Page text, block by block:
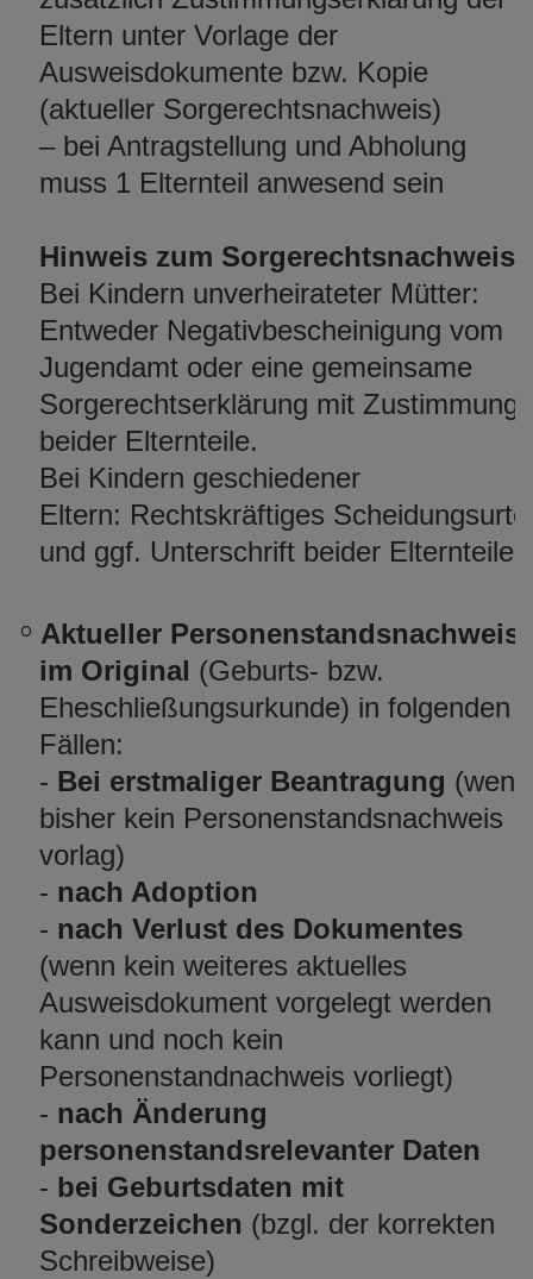
Eltern unter Vorlage der
Ausweisdokumente bzw. Kopie
(aktueller Sorgerechtsnachweis)
– bei Antragstellung und Abholung
muss 1 Elternteil anwesend sein
Hinweis zum Sorgerechtsnachweis:
Bei Kindern unverheirateter Mütter:
Entweder Negativbescheinigung vom
Jugendamt oder eine gemeinsame
Sorgerechtserklärung mit Zustimmung
beider Elternteile.
Bei Kindern geschiedener
Eltern: Rechtskräftiges
und ggf. Unterschrift beider Elternteile.
Aktueller Personenstandsnachweis
im Original (Geburts- bzw.
Eheschließungsurkunde) in folgenden
Fällen:
- Bei erstmaliger Beantragung (wenn
bisher kein Personenstandsnachweis
vorlag)
- nach Adoption
- nach Verlust des Dokumentes
(wenn kein weiteres aktuelles
Ausweisdokument vorgelegt werden
kann und noch kein
Personenstandnachweis vorliegt)
- nach Änderung
personenstandsrelevanter Daten
- bei Geburtsdaten mit
Sonderzeichen (bzgl. der korrekten
Schreibweise)